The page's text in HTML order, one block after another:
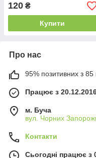
120 ₴
Купити
Про нас
95% позитивних з 85
Працює з
м. Буча
вул. Чорних
Контакти
Сьогодні працює з